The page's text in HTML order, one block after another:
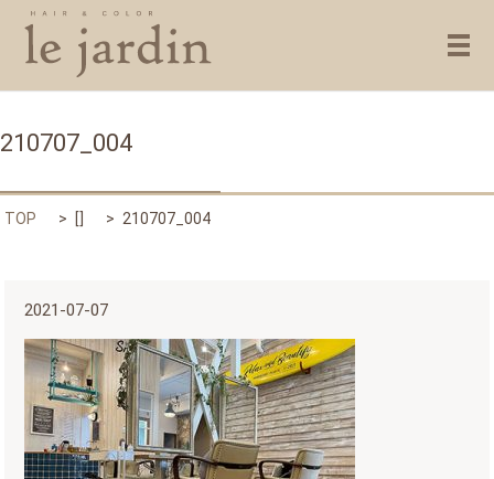
メ
210707_004
TOP [] 210707_004
2021-07-07